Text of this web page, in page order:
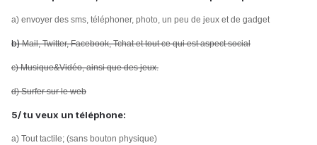
a) envoyer des sms, téléphoner, photo, un peu de jeux et de gadget
b)Mail, Twitter, Facebook, Tchat et tout ce qui est aspect social
c) Musique&Vidéo, ainsi que des jeux.
d) Surfer sur le web
5/ tu veux un téléphone:
a) Tout tactile; (sans bouton physique)